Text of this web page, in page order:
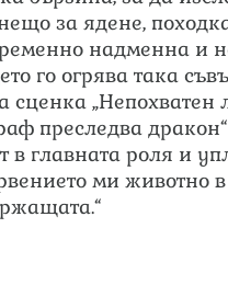
за ядене,
надменна и
го огрява така
сценка „Непохватен
преследва
в главната роля и
ми животно в